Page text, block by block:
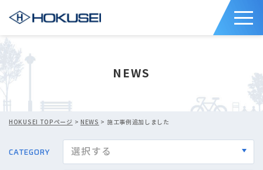
NEWS
HOKUSEI TOPページ > NEWS > 施工事例追加しました
CATEGORY